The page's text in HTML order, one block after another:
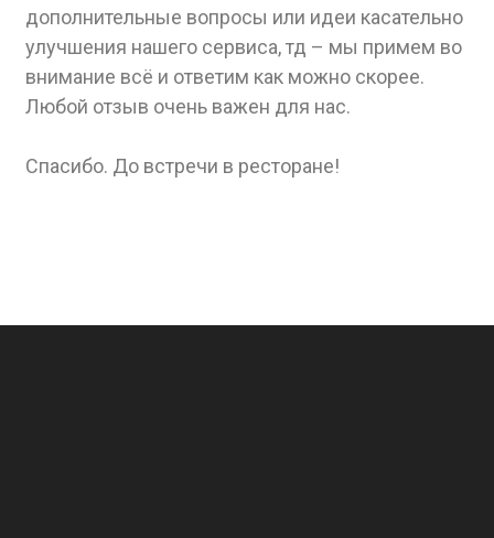
дополнительные вопросы или идеи касательно
улучшения нашего сервиса, тд – мы примем во
внимание всё и ответим как можно скорее.
Любой отзыв очень важен для нас.
Спасибо. До встречи в ресторане!